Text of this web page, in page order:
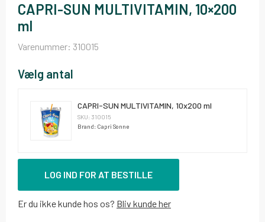
CAPRI-SUN MULTIVITAMIN, 10×200
ml
Varenummer: 310015
Vælg antal
CAPRI-SUN MULTIVITAMIN, 10x200 ml
SKU: 310015
Brand: Capri Sonne
LOG IND FOR AT BESTILLE
Er du ikke kunde hos os? Bliv kunde her